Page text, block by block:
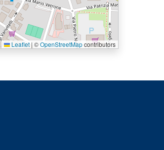
Leaflet | ©OpenStreetMapcontributors